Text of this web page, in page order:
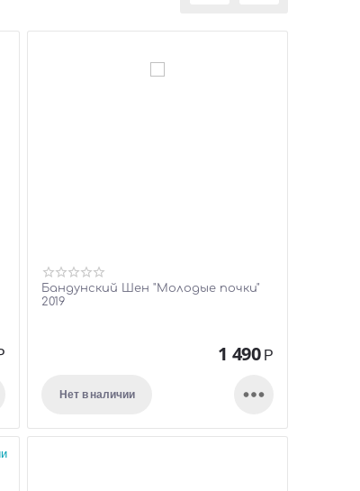
Бандунский Шен "Молодые почки"
2019
1 490 Р
Нет в наличии 